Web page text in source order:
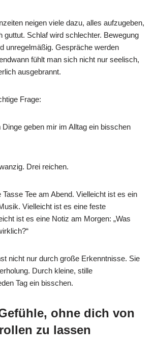
neigen viele dazu, alles aufzugeben,
guttut. Schlaf wird schlechter. Bewegung
unregelmäßig. Gespräche werden
fühlt man sich nicht nur seelisch,
ausgebrannt.
Frage:
geben mir im Alltag ein bisschen
Drei reichen.
Tee am Abend. Vielleicht ist es ein
Vielleicht ist es eine feste
ist es eine Notiz am Morgen: „Was
nicht nur durch große Erkenntnisse. Sie
Durch kleine, stille
Tag ein bisschen.
ohne dich von
zu lassen